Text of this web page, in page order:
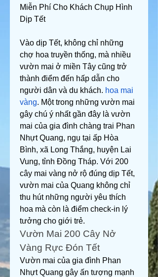
Miễn Phí Cho Khách Chụp Hình
Dịp Tết
Vào dịp Tết, không chỉ những
chợ hoa truyền thống, mà nhiều
vườn mai ở miền Tây cũng trở
thành điểm đến hấp dẫn cho
người dân và du khách. hoa mai
vàng. Một trong những vườn mai
gây chú ý nhất gần đây là vườn
mai của gia đình chàng trai Phan
Nhựt Quang, ngụ tại ấp Hòa
Bình, xã Long Thắng, huyện Lai
Vung, tỉnh Đồng Tháp. Với 200
cây mai vàng nở rộ đúng dịp Tết,
vườn mai của Quang không chỉ
thu hút những người yêu thích
hoa mà còn là điểm check-in lý
tưởng cho giới trẻ.
Vườn Mai 200 Cây Nở
Vàng Rực Đón Tết
Vườn mai của gia đình Phan
Nhựt Quang gây ấn tượng mạnh